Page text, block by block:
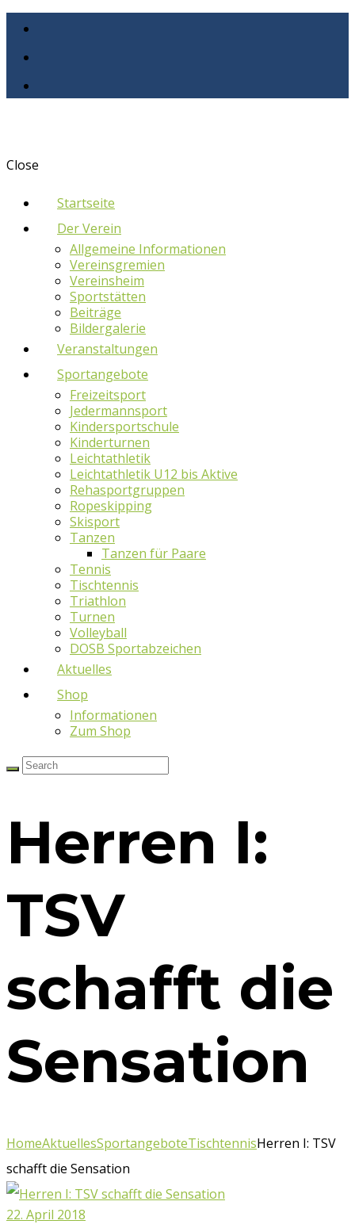
Close
Startseite
Der Verein
Allgemeine Informationen
Vereinsgremien
Vereinsheim
Sportstätten
Beiträge
Bildergalerie
Veranstaltungen
Sportangebote
Freizeitsport
Jedermannsport
Kindersportschule
Kinderturnen
Leichtathletik
Leichtathletik U12 bis Aktive
Rehasportgruppen
Ropeskipping
Skisport
Tanzen
Tanzen für Paare
Tennis
Tischtennis
Triathlon
Turnen
Volleyball
DOSB Sportabzeichen
Aktuelles
Shop
Informationen
Zum Shop
Herren I:
TSV
schafft die
Sensation
HomeAktuellesSportangeboteTischtennisHerren I: TSV
schafft die Sensation
22. April 2018